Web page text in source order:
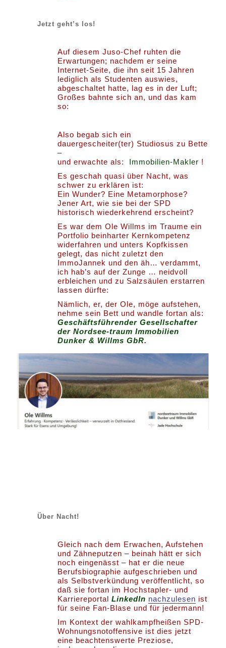
Jetzt geht’s los!
Auf diesem Juso-Chef ruhten die
Erwartungen; nachdem er seine
Internet-Seite, die ihn seit 15 Jahren
lediglich als Studenten auswies,
abgeschaltet hatte, lag es in der Luft;
Großes bahnte sich an, und das kam
so:
Also begab sich ein
dauergescheiter(ter) Studiosus zu Bette
–
und erwachte als: Immobilien-Makler !
Es geschah quasi über Nacht, was
schwer zu erklären ist:
Ein Wunder? Eine Metamorphose?
Jener Art, wie sie bei der SPD
historisch wiederkehrend erscheint?
Es war dem Ole Willms im Traume ein
Portfolio beinharter Kernkompetenz
widerfahren und unters Kopfkissen
gelegt, das nicht zuletzt den
ImmoJannek und den äh… verdammt,
ich hab’s auf der Zunge … neidvoll
erbleichen und zu Salzsäulen erstarren
lassen dürfte:
Nämlich, er, der Ole, möge aufstehen,
nehme sein Bett und wandle fortan als:
Geschäftsführender Gesellschafter
der Nordsee-traum Immobilien
Dunker & Willms GbR.
Über Nacht!
Gleich nach dem Erwachen, Aufstehen
und Zähneputzen – beinah hätt er sich
noch eingenässt – hat er die neue
Berufsbiographie aufgeschrieben und
als Selbstverkündung veröffentlicht, so
daß sie fortan im Hochstapler- und
KarriereportalLinkedIn nachzulesen ist
für seine Fan-Blase und für jedermann!
Im Kontext der wahlkampfheißen SPD-
Wohnungsnotoffensive ist dies jetzt
eine beachtenswerte Preziose,